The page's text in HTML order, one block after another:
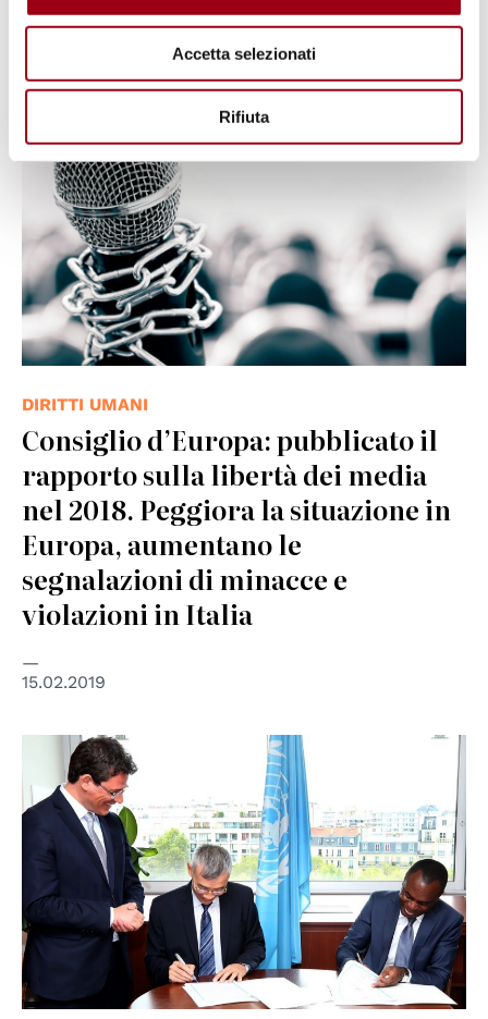
Accetta selezionati
Rifiuta
DIRITTI UMANI
Consiglio d’Europa: pubblicato il
rapporto sulla libertà dei media
nel 2018. Peggiora la situazione in
Europa, aumentano le
segnalazioni di minacce e
violazioni in Italia
15.02.2019
© UNESCO